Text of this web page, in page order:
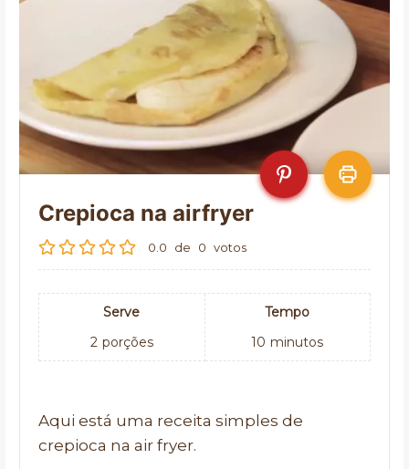
Crepioca na airfryer
0.0 de 0 votos
Serve
2 porções
Tempo
10 minutos
Aqui está uma receita simples de
crepioca na air fryer.